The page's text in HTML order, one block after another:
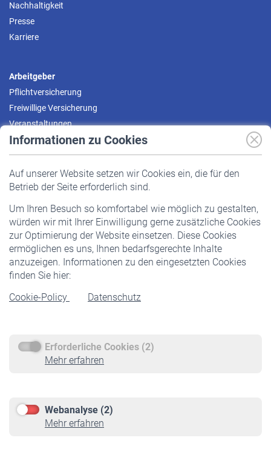
Informationen zu Cookies
Auf unserer Website setzen wir Cookies ein, die für den
Betrieb der Seite erforderlich sind.
Um Ihren Besuch so komfortabel wie möglich zu gestalten,
würden wir mit Ihrer Einwilligung gerne zusätzliche Cookies
zur Optimierung der Website einsetzen. Diese Cookies
ermöglichen es uns, Ihnen bedarfsgerechte Inhalte
anzuzeigen. Informationen zu den eingesetzten Cookies
finden Sie hier:
Cookie-Policy
Datenschutz
Erforderliche Cookies (2)
Mehr erfahren
Webanalyse (2)
Mehr erfahren
Nachhaltigkeit
Presse
Karriere
Arbeitgeber
Pflichtversicherung
Freiwillige Versicherung
Veranstaltungen
Pflichtversicherung
Staatliche Förderung
Veranstaltungen
Rentner
Rentenbeginn
Rente beantragen
Service
Informationen
Online-Rechner
VBLnewsletter